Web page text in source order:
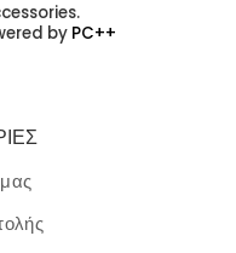
by PC++